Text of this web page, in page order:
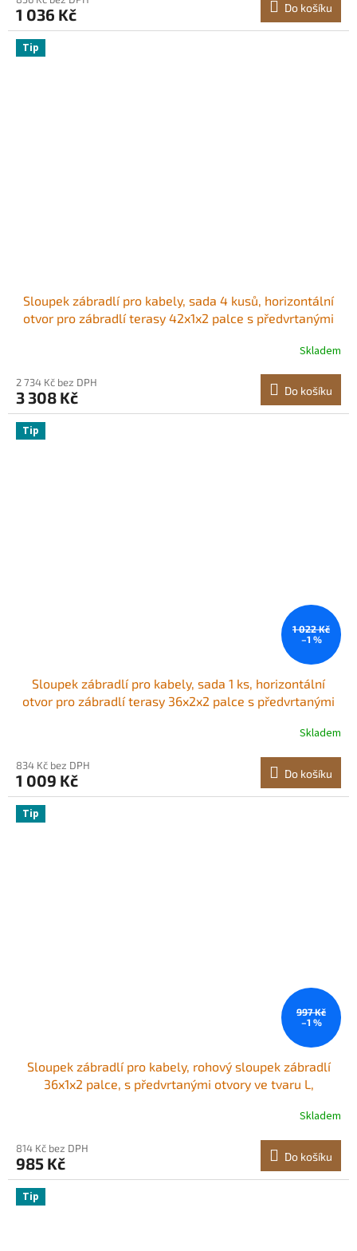
1 036 Kč Do košíku
Tip
Sloupek zábradlí pro kabely, sada 4 kusů, horizontální
otvor pro zábradlí terasy 42x1x2 palce s předvrtanými
horizontálním a zakřiveným držákem, černý,Skladem
2 734 Kč bez DPH
3 308 Kč Do košíku
Tip
1 022 Kč
–1 %
Sloupek zábradlí pro kabely, sada 1 ks, horizontální
otvor pro zábradlí terasy 36x2x2 palce s předvrtanými
horizontálním a zakřiveným držákem, stříbrný,Skladem
834 Kč bez DPH
1 009 Kč Do košíku
Tip
997 Kč
–1 %
Sloupek zábradlí pro kabely, rohový sloupek zábradlí
36x1x2 palce, s předvrtanými otvory ve tvaru L,
zakřiveným držákem, balení po 1 kusu, černý,Skladem
814 Kč bez DPH
985 Kč Do košíku
Tip